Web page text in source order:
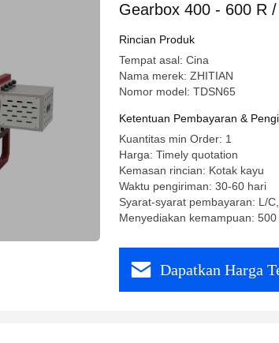
Gearbox 400 - 600 R
Pengoperasian Halus
Rincian Produk
Tempat asal: Cina
Nama merek: ZHITIAN
Nomor model: TDSN65
Ketentuan Pembayaran &
Kuantitas min Order: 1
Harga: Timely quotation
Kemasan rincian: Kotak kayu
Waktu pengiriman: 30-60 hari
Syarat-syarat pembayaran: L/
Menyediakan kemampuan:
Dapatkan Harga